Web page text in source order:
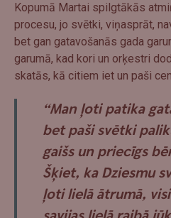
Kopumā Martai spilgtākās
procesu, jo svētki, viņasprāt,
bet gan gatavošanās gada
garumā, kad kori un orķestri
skatās, kā citiem iet un paši
“Man ļoti patika
bet paši svētki
gaišs un priecīgs
Šķiet, ka Dziesmu
ļoti lielā ātrumā,